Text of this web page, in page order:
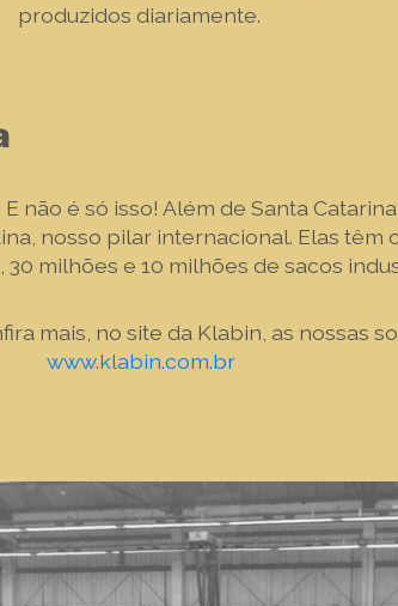
produzidos diariamente.
não é só isso! Além de Santa
nosso pilar internacional. Elas têm
milhões e 10 milhões de sacos
mais, no site da Klabin, as nossas
www.klabin.com.br